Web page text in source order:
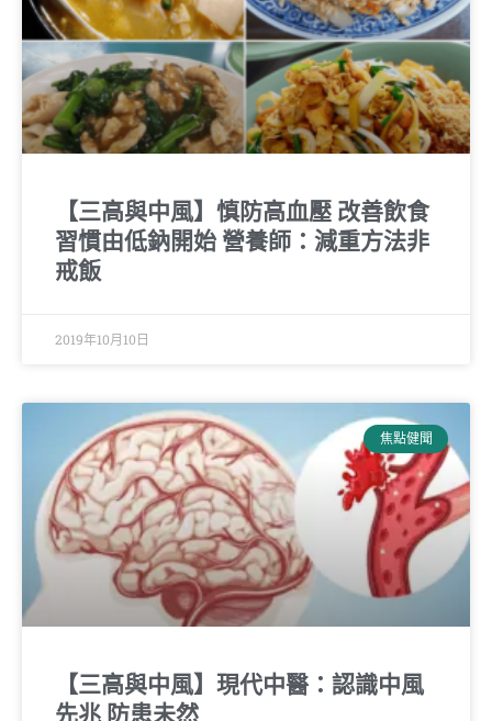
【三高與中風】慎防高血壓 改善飲食
習慣由低鈉開始 營養師：減重方法非
戒飯
2019年10月10日
焦點健聞
【三高與中風】現代中醫：認識中風
先兆 防患未然